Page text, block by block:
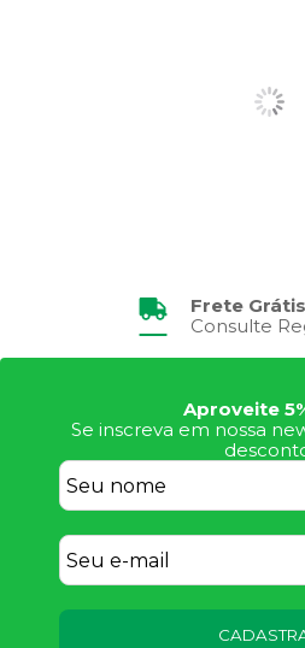
Frete Grátis
Consulte
Aproveite
Se inscreva em nossa